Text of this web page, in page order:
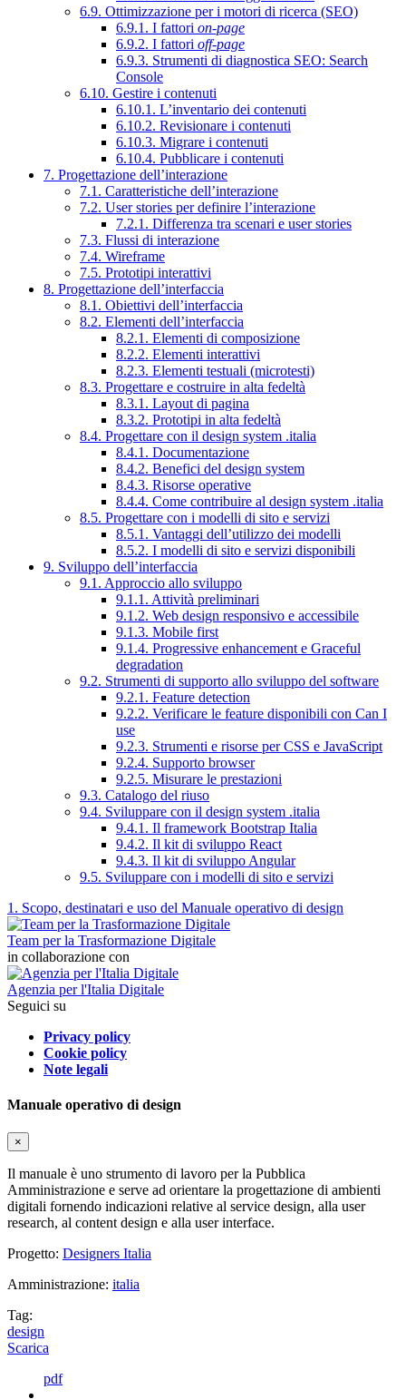
6.9. Ottimizzazione per i motori di ricerca (SEO)
6.9.1. I fattori on-page
6.9.2. I fattori off-page
6.9.3. Strumenti di diagnostica SEO: Search
Console
6.10. Gestire i contenuti
6.10.1. L’inventario dei contenuti
6.10.2. Revisionare i contenuti
6.10.3. Migrare i contenuti
6.10.4. Pubblicare i contenuti
7. Progettazione dell’interazione
7.1. Caratteristiche dell’interazione
7.2. User stories per definire l’interazione
7.2.1. Differenza tra scenari e user stories
7.3. Flussi di interazione
7.4. Wireframe
7.5. Prototipi interattivi
8. Progettazione dell’interfaccia
8.1. Obiettivi dell’interfaccia
8.2. Elementi dell’interfaccia
8.2.1. Elementi di composizione
8.2.2. Elementi interattivi
8.2.3. Elementi testuali (microtesti)
8.3. Progettare e costruire in alta fedeltà
8.3.1. Layout di pagina
8.3.2. Prototipi in alta fedeltà
8.4. Progettare con il design system .italia
8.4.1. Documentazione
8.4.2. Benefici del design system
8.4.3. Risorse operative
8.4.4. Come contribuire al design system .italia
8.5. Progettare con i modelli di sito e servizi
8.5.1. Vantaggi dell’utilizzo dei modelli
8.5.2. I modelli di sito e servizi disponibili
9. Sviluppo dell’interfaccia
9.1. Approccio allo sviluppo
9.1.1. Attività preliminari
9.1.2. Web design responsivo e accessibile
9.1.3. Mobile first
9.1.4. Progressive enhancement e Graceful
degradation
9.2. Strumenti di supporto allo sviluppo del software
9.2.1. Feature detection
9.2.2. Verificare le feature disponibili con Can I
use
9.2.3. Strumenti e risorse per CSS e JavaScript
9.2.4. Supporto browser
9.2.5. Misurare le prestazioni
9.3. Catalogo del riuso
9.4. Sviluppare con il design system .italia
9.4.1. Il framework Bootstrap Italia
9.4.2. Il kit di sviluppo React
9.4.3. Il kit di sviluppo Angular
9.5. Sviluppare con i modelli di sito e servizi
1. Scopo, destinatari e uso del Manuale operativo di design
Team per la Trasformazione Digitale
in collaborazione con
Agenzia per l'Italia Digitale
Seguici su
Privacy policy
Cookie policy
Note legali
Manuale operativo di design
×
Il manuale è uno strumento di lavoro per la Pubblica
Amministrazione e serve ad orientare la progettazione di ambienti
digitali fornendo indicazioni relative al service design, alla user
research, al content design e alla user interface.
Progetto: Designers Italia
Amministrazione: italia
Tag:
design
Scarica
pdf